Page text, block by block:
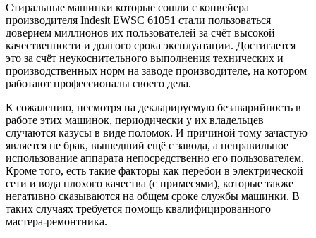
Стиральные машинки которые сошли с конвейера
производителя Indesit EWSC 61051 стали пользоваться
доверием миллионов их пользователей за счёт высокой
качественности и долгого срока эксплуатации. Достигается
это за счёт неукоснительного выполнения технических и
производственных норм на заводе производителе, на котором
работают профессионалы своего дела.
К сожалению, несмотря на декларируемую безаварийность в
работе этих машинок, периодически у их владельцев
случаются казусы в виде поломок. И причиной тому зачастую
является не брак, вышедший ещё с завода, а неправильное
использование аппарата непосредственно его пользователем.
Кроме того, есть такие факторы как перебои в электрической
сети и вода плохого качества (с примесями), которые также
негативно сказываются на общем сроке службы машинки. В
таких случаях требуется помощь квалифицированного
мастера-ремонтника.